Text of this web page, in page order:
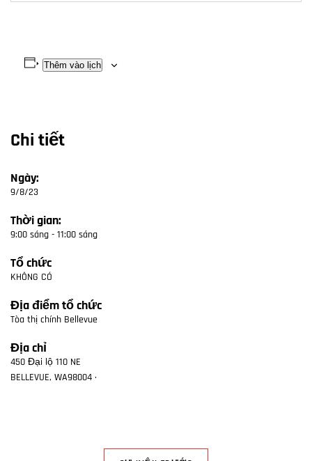
Thêm vào lịch
Chi tiết
Ngày:
9/8/23
Thời gian:
9:00 sáng - 11:00 sáng
Tổ chức
KHÔNG CÓ
Địa điểm tổ chức
Tòa thị chính Bellevue
Địa chỉ
450 Đại lộ 110 NE
BELLEVUE, WA98004 ·